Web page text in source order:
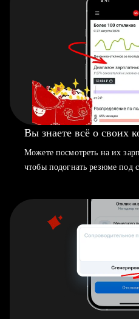
Вы знаете всё о своих
Можете посмотреть на их
чтобы подогнать резюме под